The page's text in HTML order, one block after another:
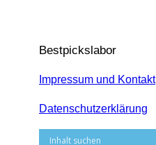
Bestpickslabor
Impressum und Kontakt
Datenschutzerklärung